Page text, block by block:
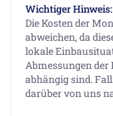
Wichtiger Hinweis:
Die Kosten der
abweichen, da
lokale
Abmessungen der
abhängig sind.
darüber von uns